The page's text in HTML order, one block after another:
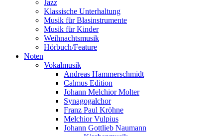
Jazz
Klassische Unterhaltung
Musik für Blasinstrumente
Musik für Kinder
Weihnachtsmusik
Hörbuch/Feature
Noten
Vokalmusik
Andreas Hammerschmidt
Calmus Edition
Johann Melchior Molter
Synagogalchor
Franz Paul Kröhne
Melchior Vulpius
Johann Gottlieb Naumann